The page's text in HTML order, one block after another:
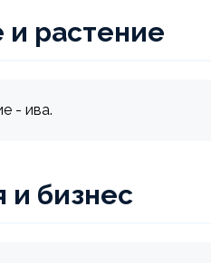
растение
- ива.
и бизнес